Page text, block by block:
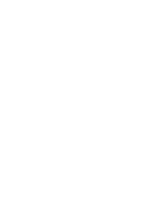
072-883 05 49 eller maila